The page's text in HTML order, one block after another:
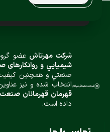
شركت مهرتاش عضو
شيميایي و روانكارهای
صنعتي و همچنين كيفيت
انتخاب شده و نيز
قهرمان قهرمانان صنعت
داده است.